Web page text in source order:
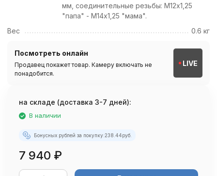
мм, соединительные резьбы: М12х1,25
"папа" - М14х1,25 "мама".
Вес
0.6 кг
Посмотреть онлайн
Продавец покажет товар. Камеру включать не
понадобится.
LIVE
на складе (доставка 3-7 дней):
В наличии
Бонусных рублей за покупку:238.44руб.
7 940 ₽